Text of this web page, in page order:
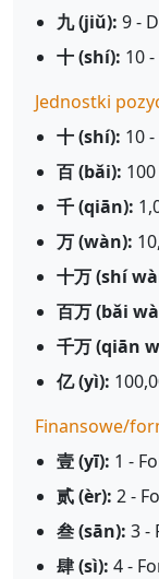
九 (jiǔ): 9 -
十 (shí): 10
Jednostki
十 (shí): 10
百 (bǎi):
千 (qiān):
万 (wàn):
十万 (shí
百万 (bǎi
千万 (qiān
亿 (yì):
Finansowe/
壹 (yī): 1 -
贰 (èr): 2 -
叁 (sān): 3 -
肆 (sì): 4 -